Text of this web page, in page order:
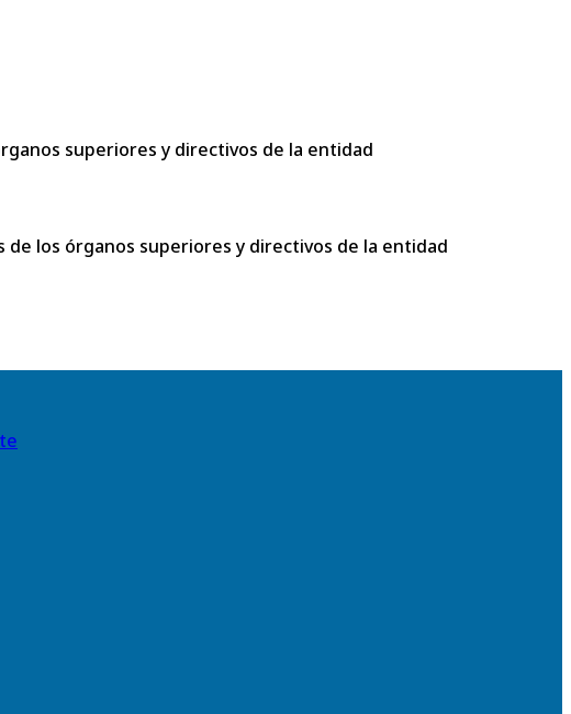
superiores y directivos de la entidad
los órganos superiores y directivos de la entidad